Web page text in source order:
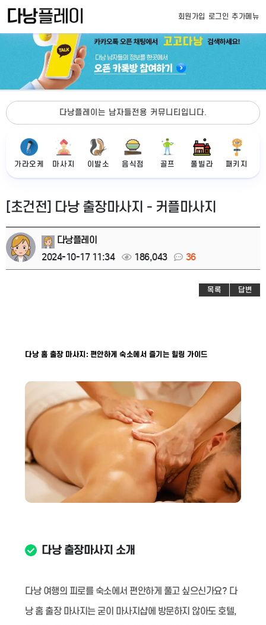
회원가입 로그인 추가메뉴
다낭플레이는 남자들전용 커뮤니티입니다.
가라오케 마사지 이발소 음식점 골프 풀빌라 패키지
[초건전] 다낭 출장마사지 - 커플마사지
다낭플레이
2024-10-17 11:34
186,043 36
목록 답변
다낭 홈 출장 마사지: 편안하게 숙소에서 즐기는 힐링 가이드
다낭 출장마사지 소개
다낭 여행의 피로를 숙소에서 편안하게 풀고 싶으신가요? 다
낭 홈 출장 마사지는 굳이 마사지샵에 방문하지 않아도 호텔,